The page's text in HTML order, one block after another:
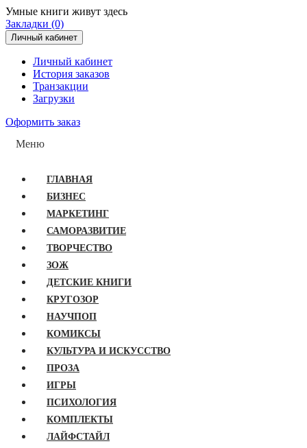
Умные книги живут здесь
Закладки (0)
Личный кабинет
Личный кабинет
История заказов
Транзакции
Загрузки
Оформить заказ
Меню
ГЛАВНАЯ
БИЗНЕС
МАРКЕТИНГ
САМОРАЗВИТИЕ
ТВОРЧЕСТВО
ЗОЖ
ДЕТСКИЕ КНИГИ
КРУГОЗОР
НАУЧПОП
КОМИКСЫ
КУЛЬТУРА И ИСКУССТВО
ПРОЗА
ИГРЫ
ПСИХОЛОГИЯ
КОМПЛЕКТЫ
ЛАЙФСТАЙЛ